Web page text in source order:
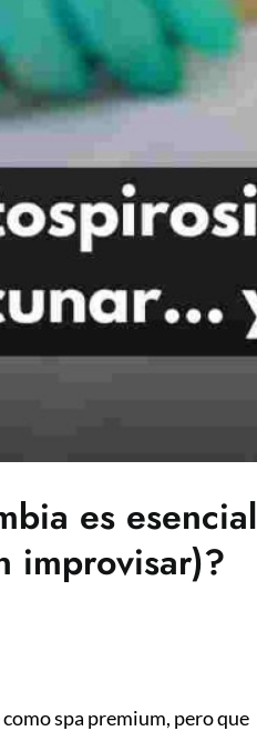
es esencial
improvisar)?
spa premium, pero que